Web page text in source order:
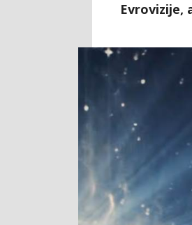
Evrovizije,